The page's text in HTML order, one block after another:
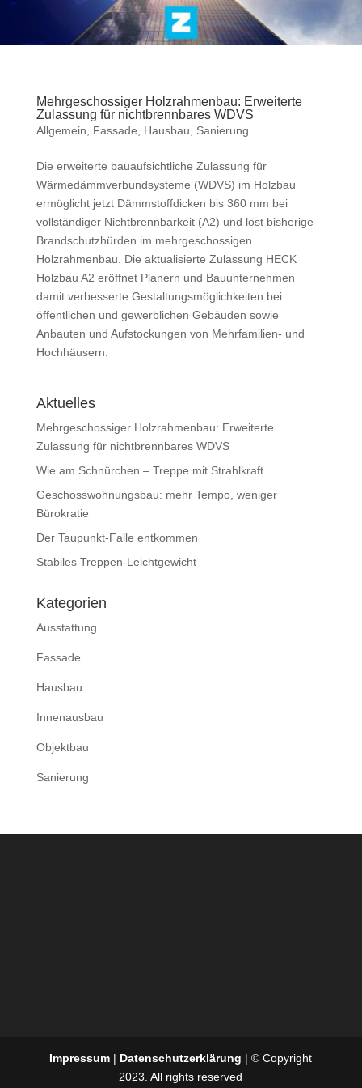
Mehrgeschossiger Holzrahmenbau: Erweiterte
Zulassung für nichtbrennbares WDVS
Allgemein, Fassade, Hausbau, Sanierung
Die erweiterte bauaufsichtliche Zulassung für
Wärmedämmverbundsysteme (WDVS) im Holzbau
ermöglicht jetzt Dämmstoffdicken bis 360 mm bei
vollständiger Nichtbrennbarkeit (A2) und löst bisherige
Brandschutzhürden im mehrgeschossigen
Holzrahmenbau. Die aktualisierte Zulassung HECK
Holzbau A2 eröffnet Planern und Bauunternehmen
damit verbesserte Gestaltungsmöglichkeiten bei
öffentlichen und gewerblichen Gebäuden sowie
Anbauten und Aufstockungen von Mehrfamilien- und
Hochhäusern.
Aktuelles
Mehrgeschossiger Holzrahmenbau: Erweiterte
Zulassung für nichtbrennbares WDVS
Wie am Schnürchen – Treppe mit Strahlkraft
Geschosswohnungsbau: mehr Tempo, weniger
Bürokratie
Der Taupunkt-Falle entkommen
Stabiles Treppen-Leichtgewicht
Kategorien
Ausstattung
Fassade
Hausbau
Innenausbau
Objektbau
Sanierung
Impressum | Datenschutzerklärung | © Copyright
2023. All rights reserved